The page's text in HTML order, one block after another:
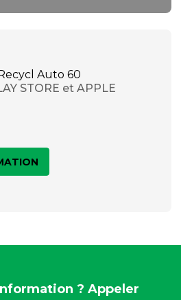
STORE et APPLE
? Appeler